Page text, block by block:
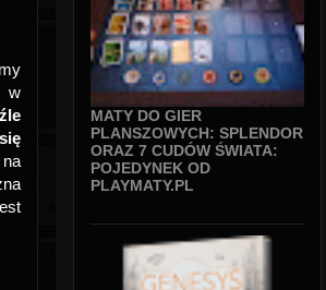
w
MATY DO GIER
PLANSZOWYCH: SPLENDOR
ORAZ 7 CUDÓW ŚWIATA:
POJEDYNEK OD
PLAYMATY.PL